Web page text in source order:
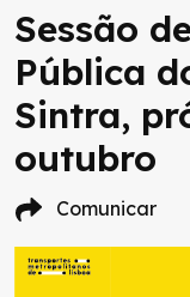
Sessão
Pública
Sintra,
outubro
Comunicar